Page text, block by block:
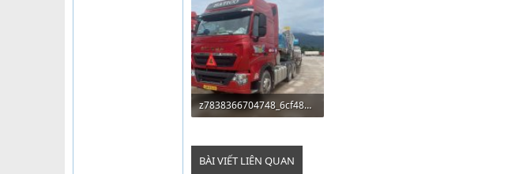
z7838366704748_6cf4869f176aa07d845abc908a09d4eb.jpg
BÀI VIẾT LIÊN QUAN